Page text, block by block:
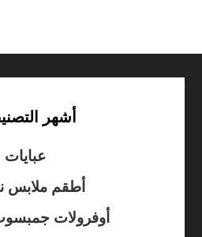
أشهر
عبايات
أطقم ملابس
أوفرولات